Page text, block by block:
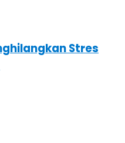
Stres